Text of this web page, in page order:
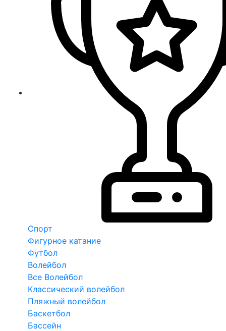
Спорт
Фигурное катание
Футбол
Волейбол
Все Волейбол
Классический волейбол
Пляжный волейбол
Баскетбол
Бассейн